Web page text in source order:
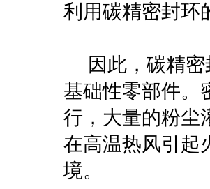
利用碳精密封环
因此，碳精密
基础性零部件。
行，大量的粉尘
在高温热风引起
境。